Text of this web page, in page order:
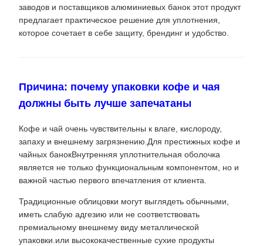
заводов и поставщиков алюминиевых банок этот продукт
предлагает практическое решение для уплотнения,
которое сочетает в себе защиту, брендинг и удобство.
Причина: почему упаковки кофе и чая
должны быть лучше запечатаны
Кофе и чай очень чувствительны к влаге, кислороду,
запаху и внешнему загрязнению.Для престижных кофе и
чайных банокВнутренняя уплотнительная оболочка
является не только функциональным компонентом, но и
важной частью первого впечатления от клиента.
Традиционные облицовки могут выглядеть обычными,
иметь слабую адгезию или не соответствовать
премиальному внешнему виду металлической
упаковки.или высококачественные сухие продукты